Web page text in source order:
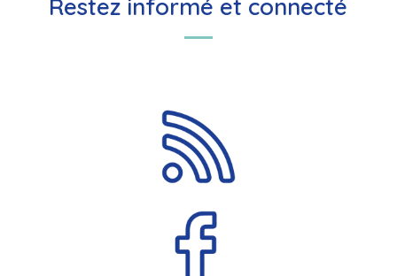
Restez informé et connecté